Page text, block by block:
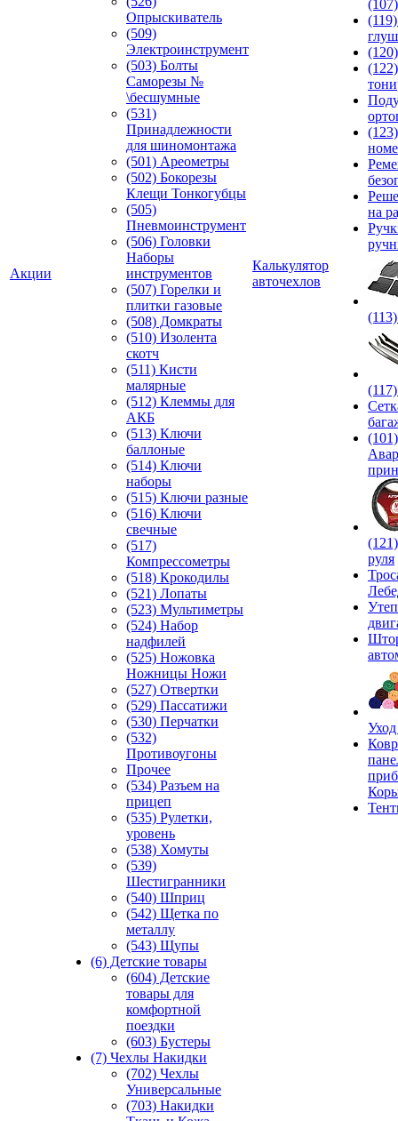
Акции
Опрыскиватель
(509)
Электроинструмент
(503) Болты
Саморезы №
\бесшумные
(531)
Принадлежности
для шиномонтажа
(501) Ареометры
(502) Бокорезы
Клещи Тонкогубцы
(505)
Пневмоинструмент
(506) Головки
Наборы
инструментов
(507) Горелки и
плитки газовые
(508) Домкраты
(510) Изолента
скотч
(511) Кисти
малярные
(512) Клеммы для
АКБ
(513) Ключи
баллоные
(514) Ключи
наборы
(515) Ключи разные
(516) Ключи
свечные
(517)
Компрессометры
(518) Крокодилы
(521) Лопаты
(523) Мультиметры
(524) Набор
надфилей
(525) Ножовка
Ножницы Ножи
(527) Отвертки
(529) Пассатижи
(530) Перчатки
(532)
Противоугоны
Прочее
(534) Разъем на
прицеп
(535) Рулетки,
уровень
(538) Хомуты
(539)
Шестигранники
(540) Шприц
(542) Щетка по
металлу
(543) Щупы
(6) Детские товары
(604) Детские
товары для
комфортной
поездки
(603) Бустеры
(7) Чехлы Накидки
(702) Чехлы
Универсальные
(703) Накидки
Калькулятор
авточехлов
на
(101)
руля
Уход